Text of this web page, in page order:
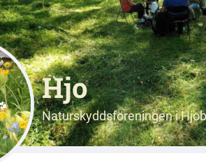
Hjo
Naturskyddsföreningen i